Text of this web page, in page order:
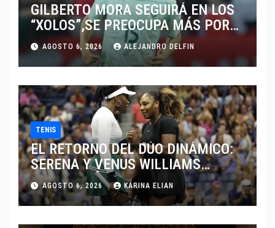
GILBERTO MORA SEGUIRÁ EN LOS
“XOLOS”,SE PREOCUPA MÁS POR
JUGAR EN SU EQUIPO.
AGOSTO 6, 2026 ALEJANDRO DELFIN
TENIS
EL RETORNO DEL DÚO DINÁMICO:
SERENA Y VENUS WILLIAMS
DISPUTARÁN LOS DOBLES EN
CINCINNATI 2026
AGOSTO 6, 2026 KARINA ELIAN